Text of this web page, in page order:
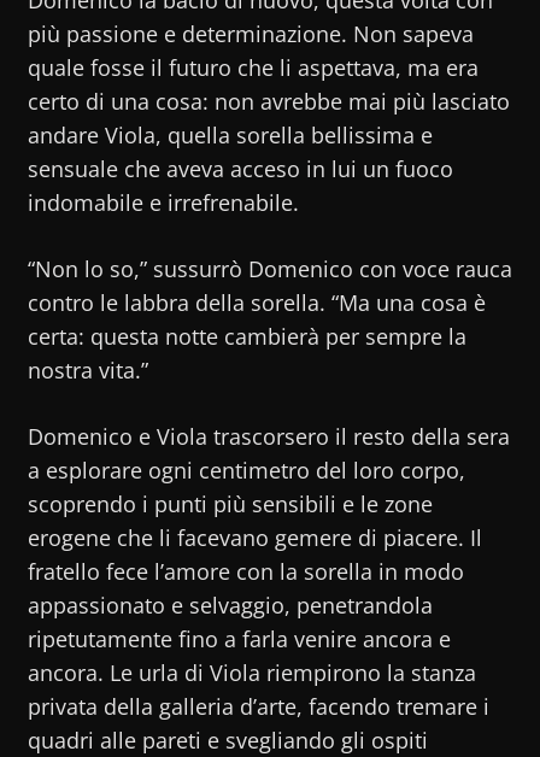
più passione e determinazione. Non sapeva
quale fosse il futuro che li aspettava, ma era
certo di una cosa: non avrebbe mai più lasciato
andare Viola, quella sorella bellissima e
sensuale che aveva acceso in lui un fuoco
indomabile e irrefrenabile.
“Non lo so,” sussurrò Domenico con voce rauca
contro le labbra della sorella. “Ma una cosa è
certa: questa notte cambierà per sempre la
nostra vita.”
Domenico e Viola trascorsero il resto della sera
a esplorare ogni centimetro del loro corpo,
scoprendo i punti più sensibili e le zone
erogene che li facevano gemere di piacere. Il
fratello fece l’amore con la sorella in modo
appassionato e selvaggio, penetrandola
ripetutamente fino a farla venire ancora e
ancora. Le urla di Viola riempirono la stanza
privata della galleria d’arte, facendo tremare i
quadri alle pareti e svegliando gli ospiti